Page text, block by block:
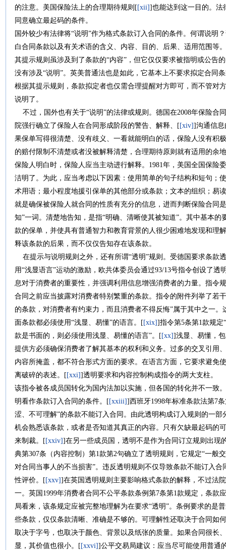
的注意。美国保险法上的合理期待规则[ [xii]]也能达到这一目的。法
同意确立最起码的条件。
国外较少有法律将“说明”作为格式条款订入合同的条件。何谓说明
白合同条款以及有关术语的含义、内容、目的、后果、适用范围等
其提示规则虽涉及到了条款的“内容”，但它仅仅要求被指明或公告
没有涉及“说明”。英美普通法也是如此，它基本上不要求拟定合同
根据其提示规则，条款拟定者也仅需合理提醒对方即可，而不管对
说明了。
不过，国外也有关于“说明”的法律或规则。德国在2008年保险合
院强行确立了保险人在合同形成阶段的警告、解释、[ [xiv]]沟通信
果保单写得很清楚、没有歧义、一看就能明白的话，保险人没有积
的赔付限制不清楚或者没被解释清楚，合理期待原则就有适用的余
保险人明白时，保险人应当主动进行解释。1981年，美国全国保险
洁明了。为此，应当考虑以下因素：使用简单的句子结构和短句；
术用语；最小程度地援引保单的其他部分或条款；文本的组织；易
就是确保被保险人就合同的性质有充分的信息，进而判断保险合同
知”一词。清楚地告知，是指“明确、清晰使其被知道”。其中基本
款的保单，并使具有普通智力和教育背景的人很少困难地发现和理
释该条款的后果，而不仅仅告知存在该条款。
在提示与说明规则之外，还有所谓“透明”规则。受德国要求条款
用“浅显语言”运动的激励，欧共体委员会通过93/13号指令创设了
息对于消费者的重要性，并强调利用信息增强消费者的力量。指令
合同之前应当披露对消费者特别繁重的条款。指令的附件列举了若
的条款，对消费者有约束力，而且消费者不得反悔”属于其中之一
面条款都必须使用“浅显、易懂”的语言。[ [xix]]指令第5条第1款规
款是书面的，则必须使用浅显、易懂的语言”。[ [xx]]浅显、易懂，
提供方必须确保消费者了解其基本的权利和义务。过多的交叉引用
内容所掩盖，都不符合形式方面的要求。在语言方面，它要求避免
离破碎的表述。[ [xxi]]透明要求和内容控制构成指令的两大支柱。
该指令被各成员国转化为国内法加以实施，但各国的转化并不一致
明看作条款订入合同的条件。[ [xxiii]]西班牙1998年标准条款法第7
涩、不可理解”的条款不能订入合同。由此透明构成订入规则的一
机会熟悉该条款，或者是否知道其真正的内容。只有欠缺最起码的
来制裁。[ [xxiv]]在另一些成员国，透明不是作为合同订立规则出现
典第307条（内容控制）第1款第2句确立了透明规则，它规定“一般
对合同当事人的不当损害”。违反透明规则不仅导致条款不能订入
性评价。[ [xxv]]在英国透明规则主要影响格式条款的解释，不过法
一。英国1999年消费者合同不公平条款条例第7条第1款规定，条款
局看来，该条规定应被完整地理解为在要求“透明”。条例要求的是
些条款，仅仅条款清晰、准确是不够的。可理解性还取决于合同如
取决于字号，也取决于颜色、背景以及纸张的质量。如果合同很长
显，其价值也很小。[ [xxvi]]公平交易局建议：应当尽可能使用普通